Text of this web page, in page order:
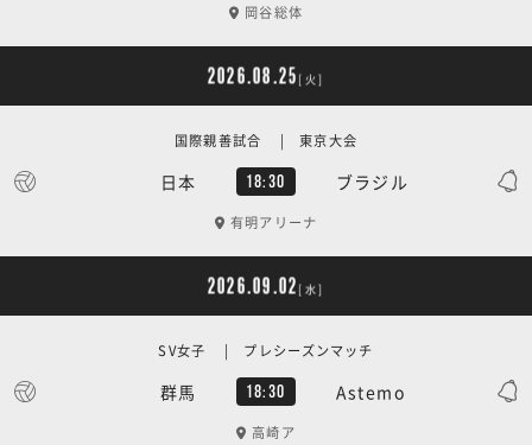
岡谷総体
2026.08.25 [火]
日本 18:30 ブラジル
国際親善試合 | 東京大会
有明アリーナ
2026.09.02 [水]
群馬 18:30 Astemo
SV女子 | プレシーズンマッチ
高崎ア